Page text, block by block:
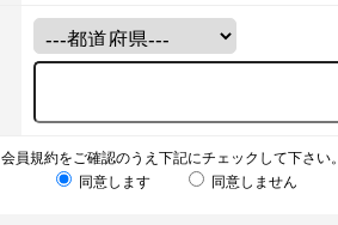
会員規約をご確認のうえ下記にチェックして下さい。
同意します
同意しません